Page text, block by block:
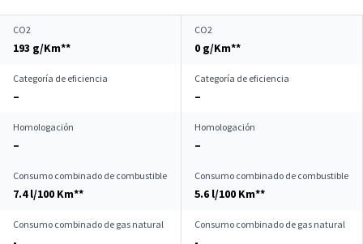
CO2
193 g/Km**
CO2
0 g/Km**
Categoría de eficiencia
–
Categoría de eficiencia
–
Homologación
–
Homologación
–
Consumo combinado de combustible
7.4 l/100 Km**
Consumo combinado de combustible
5.6 l/100 Km**
Consumo combinado de gas natural Consumo combinado de gas natural